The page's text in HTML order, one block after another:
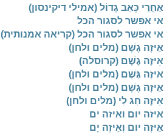
אַחֲרֵי כְּאֵב גָּדוֹל (אמילי דיקינסון)
אי אפשר לסגור הכל
אי אפשר לסגור הכל (קריאה אמנותית)
אֵיזֶה גֶשֶׁם (מלים ולחן)
אֵיזֶה גֶשֶׁם (קרוסלה)
איזֶה גֶּשֶׁם (מלים ולחן)
אֵיזָה גֶּשֶׁם (מלים ולחן)
אֵיזֶה חַג לִי (מלים ולחן)
איזה יום ואיזה ים
אֵיזֶה יום וְאֵיזֶה יָם